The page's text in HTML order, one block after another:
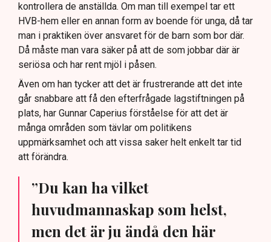
kontrollera de anställda. Om man till exempel tar ett
HVB-hem eller en annan form av boende för unga, då tar
man i praktiken över ansvaret för de barn som bor där.
Då måste man vara säker på att de som jobbar där är
seriösa och har rent mjöl i påsen.
Även om han tycker att det är frustrerande att det inte
går snabbare att få den efterfrågade lagstiftningen på
plats, har Gunnar Caperius förståelse för att det är
många områden som tävlar om politikens
uppmärksamhet och att vissa saker helt enkelt tar tid
att förändra.
”Du kan ha vilket
huvudmannaskap som helst,
men det är ju ändå den här